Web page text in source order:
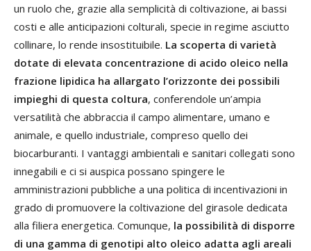
un ruolo che, grazie alla semplicità di coltivazione, ai bassi
costi e alle anticipazioni colturali, specie in regime asciutto
collinare, lo rende insostituibile. La scoperta di varietà
dotate di elevata concentrazione di acido oleico nella
frazione lipidica ha allargato l’orizzonte dei possibili
impieghi di questa coltura, conferendole un’ampia
versatilità che abbraccia il campo alimentare, umano e
animale, e quello industriale, compreso quello dei
biocarburanti. I vantaggi ambientali e sanitari collegati sono
innegabili e ci si auspica possano spingere le
amministrazioni pubbliche a una politica di incentivazioni in
grado di promuovere la coltivazione del girasole dedicata
alla filiera energetica. Comunque, la possibilità di disporre
di una gamma di genotipi alto oleico adatta agli areali